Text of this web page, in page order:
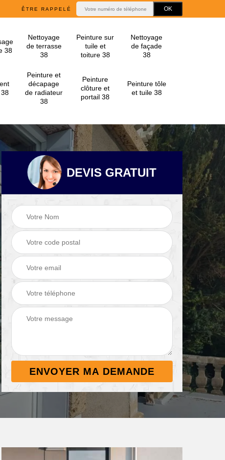
ÊTRE RAPPELÉ
38
Nettoyage
de terrasse
38
Peinture sur
tuile et
toiture 38
Nettoyage
de façade
38
Peinture et
décapage
de radiateur
38
Peinture
clôture et
portail 38
Peinture tôle
et tuile 38
38
Démoussage de
toiture 38
Nettoyage de
terrasse 38
DEVIS GRATUIT